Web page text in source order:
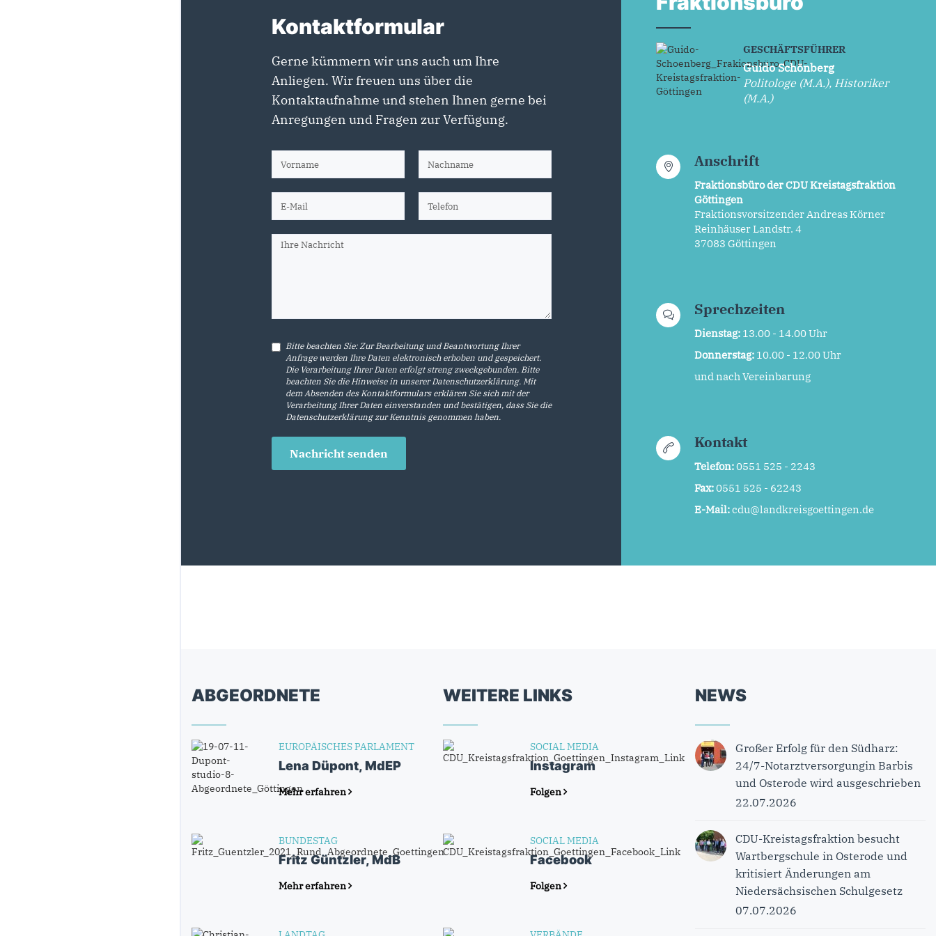
Kontaktformular
Gerne kümmern wir uns auch um Ihre
Anliegen. Wir freuen uns über die
Kontaktaufnahme und stehen Ihnen gerne bei
Anregungen und Fragen zur Verfügung.
Bitte beachten Sie: Zur Bearbeitung und Beantwortung Ihrer
Anfrage werden Ihre Daten elektronisch erhoben und gespeichert.
Die Verarbeitung Ihrer Daten erfolgt streng zweckgebunden. Bitte
beachten Sie die Hinweise in unsererDatenschutzerklärung. Mit
dem Absenden des Kontaktformulars erklären Sie sich mit der
Verarbeitung Ihrer Daten einverstanden und bestätigen, dass Sie die
Datenschutzerklärungzur Kenntnis genommen haben.
Nachricht senden
GESCHÄFTSFÜHRER
Guido Schönberg
Politologe (M.A.), Historiker
(M.A.)
Anschrift
Fraktionsbüro der CDU Kreistagsfraktion
Göttingen
Fraktionsvorsitzender Andreas Körner
Reinhäuser Landstr. 4
37083 Göttingen
Sprechzeiten
Dienstag: 13.00 - 14.00 Uhr
Donnerstag: 10.00 - 12.00 Uhr
und nach Vereinbarung
Kontakt
Telefon:0551 525 - 2243
Fax:0551 525 - 62243
E-Mail:cdu@landkreisgoettingen.de
ABGEORDNETE
EUROPÄISCHES PARLAMENT
Lena Düpont, MdEP
Mehr erfahren
BUNDESTAG
Fritz Güntzler, MdB
Mehr erfahren
WEITERE LINKS
SOCIAL MEDIA
Instagram
Folgen
SOCIAL MEDIA
Facebook
Folgen
NEWS
Großer Erfolg für den Südharz:
24/7-Notarztversorgungin Barbis
und Osterode wird ausgeschrieben
22.07.2026
CDU-Kreistagsfraktion besucht
Wartbergschule in Osterode und
kritisiert Änderungen am
Niedersächsischen Schulgesetz
07.07.2026